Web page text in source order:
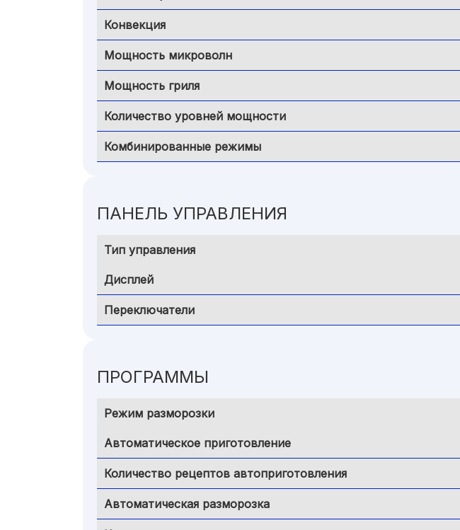
Конвекция
Мощность микроволн
Мощность гриля
Количество уровней мощности
Комбинированные режимы
ПАНЕЛЬ УПРАВЛЕНИЯ
Тип управления
Дисплей
Переключатели
ПРОГРАММЫ
Режим разморозки
Автоматическое приготовление
Количество рецептов автоприготовления
Автоматическая разморозка